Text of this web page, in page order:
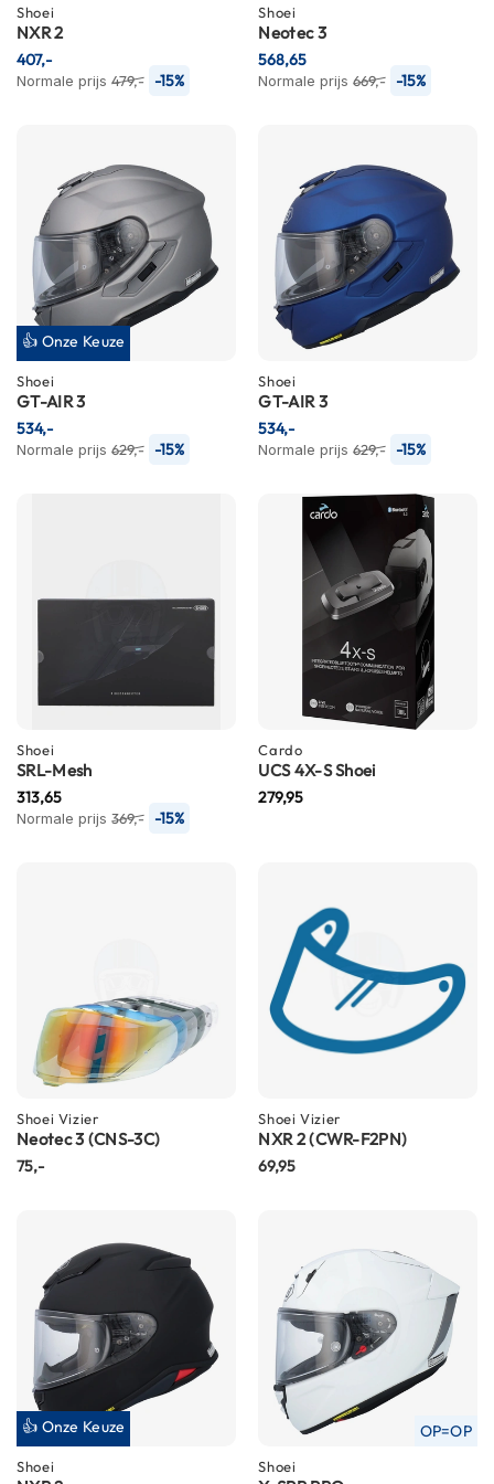
i
p
b
a
m
e
n
H
e
r
e
n
m
o
t
o
n
D
a
e
m
o
t
o
n
d
r
m
o
t
m
e
c
o
o
t
Shoei
NXR 2
Normale prijs 479,- -15%
407,-
Shoei
Neotec 3
Normale prijs 669,- -15%
568,65
👍 Onze Keuze
Shoei
GT-AIR 3
Normale prijs 629,- -15%
534,-
Shoei
GT-AIR 3
Normale prijs 629,- -15%
534,-
Shoei
SRL-Mesh
313,65
Normale prijs 369,- -15%
Cardo
UCS 4X-S Shoei
279,95
Shoei Vizier
Neotec 3 (CNS-3C)
75,-
Shoei Vizier
NXR 2 (CWR-F2PN)
69,95
👍 Onze Keuze
Shoei
OP=OP
Shoei